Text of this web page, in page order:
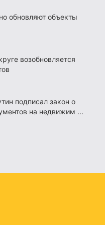
обновляют объекты
возобновляется
подписал закон о
на недвижим ...